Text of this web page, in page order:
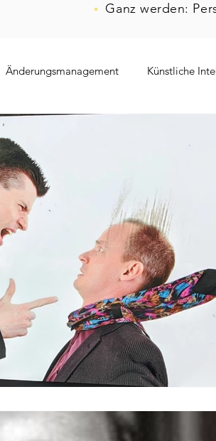
◦ Ganz werden:
Änderungsmanagement Künstliche
Bewusstlos
Psychoanalyse Jungsche